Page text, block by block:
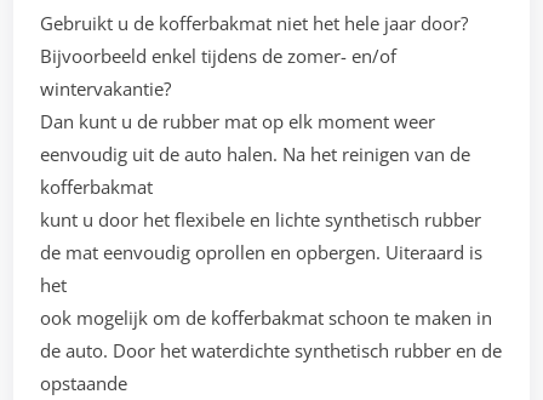
Gebruikt u de kofferbakmat niet het hele jaar door?
Bijvoorbeeld enkel tijdens de zomer- en/of
wintervakantie?
Dan kunt u de rubber mat op elk moment weer
eenvoudig uit de auto halen. Na het reinigen van de
kofferbakmat
kunt u door het flexibele en lichte synthetisch rubber
de mat eenvoudig oprollen en opbergen. Uiteraard is
het
ook mogelijk om de kofferbakmat schoon te maken in
de auto. Door het waterdichte synthetisch rubber en de
opstaande